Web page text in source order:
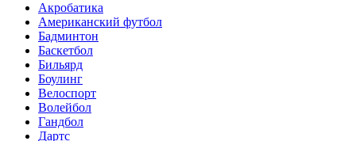
Акробатика
Американский футбол
Бадминтон
Баскетбол
Бильярд
Боулинг
Велоспорт
Волейбол
Гандбол
Дартс